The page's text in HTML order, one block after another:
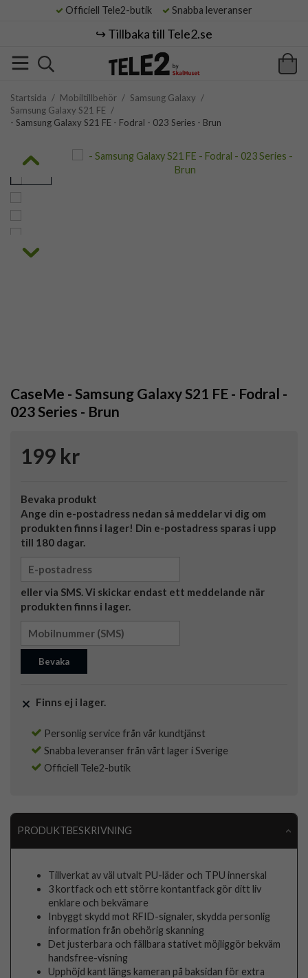
Officiell Tele2-butik Snabba leveranser
↪️ Tillbaka till Tele2.se
Startsida / Mobiltillbehör / Samsung Galaxy /
Samsung Galaxy S21 FE /
- Samsung Galaxy S21 FE - Fodral - 023 Series - Brun
CaseMe - Samsung Galaxy S21 FE - Fodral -
023 Series - Brun
199 kr
Bevaka produkt
Ange din e-postadress nedan så meddelar vi dig om
produkten finns i lager! Din e-postadress sparas i upp
till 180 dagar.
eller via SMS. Vi skickar endast ett meddelande när
produkten finns i lager.
Bevaka
Finns ej i lager.
Personlig service från vår kundtjänst
Snabba leveranser från vårt lager i Sverige
Officiell Tele2-butik
PRODUKTBESKRIVNING
Tillverkat av väl utvalt PU-läder och TPU innerskal
3 kortfack och ett större kontantfack gör ditt liv
enklare och bekvämare
Inbyggt skydd mot RFID-signaler, skydda personlig
information från obehörig skanning
Det justerbara och fällbara stativet möjliggör bekväm
handsfree-visning
Upphöjd kant längs kameran på baksidan för extra